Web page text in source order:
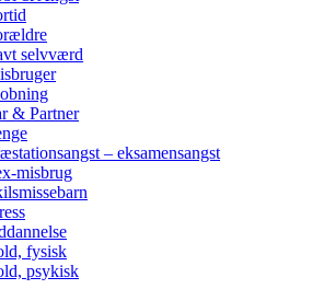
selvværd
& Partner
– eksamensangst
misbrug
fysisk
psykisk